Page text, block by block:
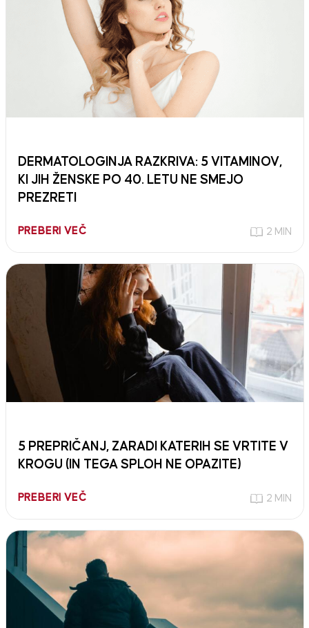
DERMATOLOGINJA RAZKRIVA: 5 VITAMINOV,
KI JIH ŽENSKE PO 40. LETU NE SMEJO
PREZRETI
PREBERI VEČ 2 MIN
5 PREPRIČANJ, ZARADI KATERIH SE VRTITE V
KROGU (IN TEGA SPLOH NE OPAZITE)
PREBERI VEČ 2 MIN